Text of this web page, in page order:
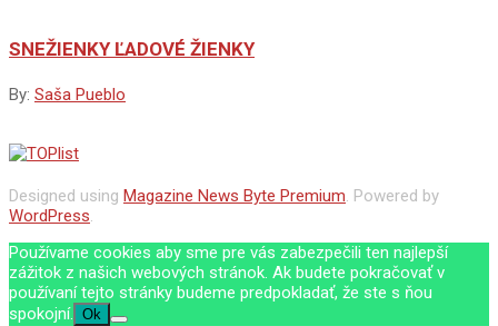
SNEŽIENKY ĽADOVÉ ŽIENKY
By: Saša Pueblo
Designed using Magazine News Byte Premium. Powered by
WordPress.
Používame cookies aby sme pre vás zabezpečili ten najlepší
zážitok z našich webových stránok. Ak budete pokračovať v
používaní tejto stránky budeme predpokladať, že ste s ňou
spokojní. Ok